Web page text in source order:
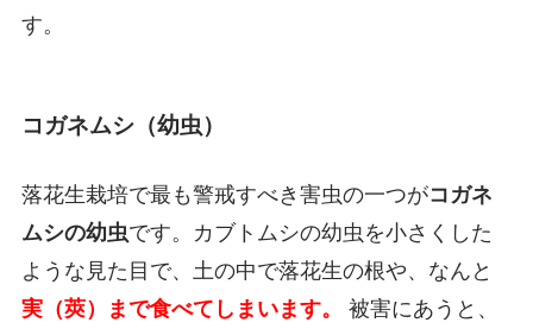
す。
コガネムシ（幼虫）
落花生栽培で最も警戒すべき害虫の一つがコガネ
ムシの幼虫です。カブトムシの幼虫を小さくした
ような見た目で、土の中で落花生の根や、なんと
実（莢）まで食べてしまいます。
被害にあうと、